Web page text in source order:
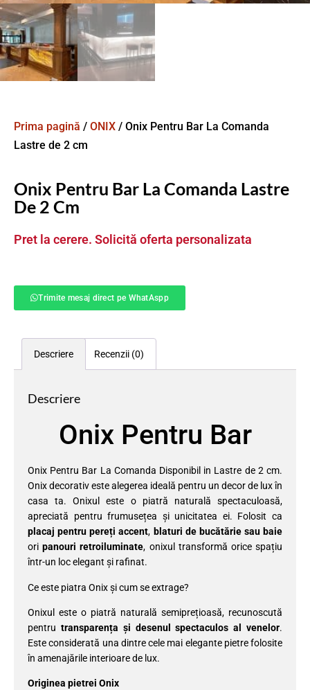
Prima pagină / ONIX / Onix Pentru Bar La Comanda
Lastre de 2 cm
Onix Pentru Bar La Comanda Lastre
De 2 Cm
Pret la cerere. Solicită oferta personalizata
Trimite mesaj direct pe WhatAspp
Descriere Recenzii (0)
Descriere
Onix Pentru Bar
Onix Pentru Bar La Comanda Disponibil in Lastre de 2 cm.
Onix decorativ este alegerea ideală pentru un decor de lux în
casa ta. Onixul este o piatră naturală spectaculoasă,
apreciată pentru frumusețea și unicitatea ei. Folosit ca
placaj pentru pereți accent, blaturi de bucătărie sau baie
oripanouri retroiluminate, onixul transformă orice spațiu
într-un loc elegant și rafinat.
Ce este piatra Onix și cum se extrage?
Onixul este o piatră naturală semiprețioasă, recunoscută
pentru transparența și desenul spectaculos al venelor.
Este considerată una dintre cele mai elegante pietre folosite
în amenajările interioare de lux.
Originea pietrei Onix